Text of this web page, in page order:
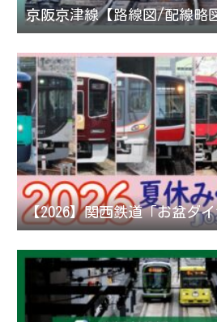
京阪京津線【路線図/配線略
【2026】関西鉄道「お盆ダ